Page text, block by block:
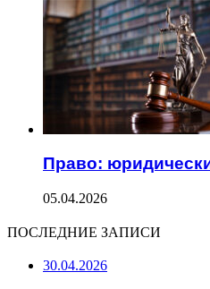
Право:
05.04.2026
ПОСЛЕДНИЕ ЗАПИСИ
30.04.2026